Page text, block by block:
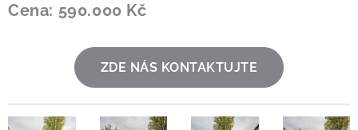
Cena: 590.000 Kč
ZDE NÁS KONTAKTUJTE